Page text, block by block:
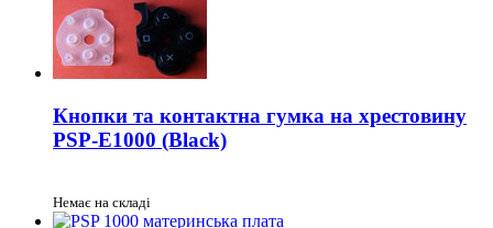
Кнопки та контактна гумка на хрестовину
PSP-E1000 (Black)
Немає на складі